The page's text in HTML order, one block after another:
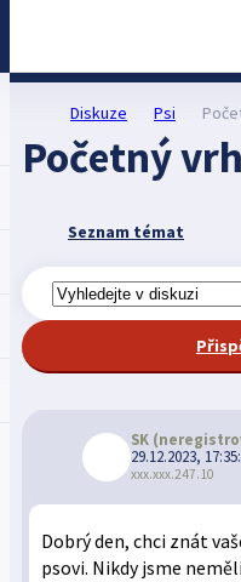
Diskuze Psi
Početný vrh
Seznam témat
SK
29.12.2023,
xxx.xxx.247.10
Dobrý den, chci znát
psovi. Nikdy jsme